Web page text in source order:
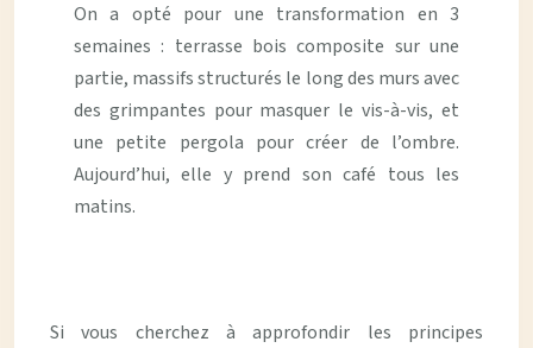
On a opté pour une transformation en 3
semaines : terrasse bois composite sur une
partie, massifs structurés le long des murs avec
des grimpantes pour masquer le vis-à-vis, et
une petite pergola pour créer de l’ombre.
Aujourd’hui, elle y prend son café tous les
matins.
Si vous cherchez à approfondir les principes